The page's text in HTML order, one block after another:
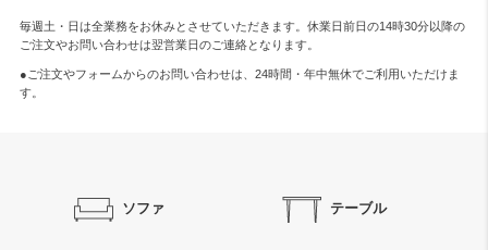
毎週土・日は全業務をお休みとさせていただきます。休業日前日の14時30分以降の
ご注文やお問い合わせは翌営業日のご連絡となります。
●ご注文やフォームからのお問い合わせは、 24時間・年中無休でご利用いただけま
す。
ソファ テーブル